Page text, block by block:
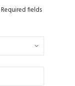
Required fields